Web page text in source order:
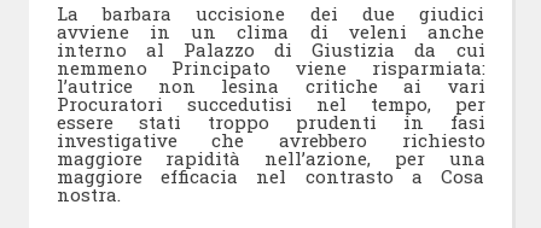
La barbara uccisione dei due giudici
avviene in un clima di veleni anche
interno al Palazzo di Giustizia da cui
nemmeno Principato viene risparmiata:
l’autrice non lesina critiche ai vari
Procuratori succedutisi nel tempo, per
essere stati troppo prudenti in fasi
investigative che avrebbero richiesto
maggiore rapidità nell’azione, per una
maggiore efficacia nel contrasto a Cosa
nostra.